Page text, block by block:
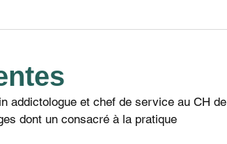
addictologue et chef de service au CH de
dont un consacré à la pratique